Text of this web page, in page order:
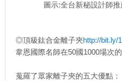
圖示:全台新秘設計師
◎頂級鈦合金離子夾http://bit.ly/
韋恩國際名師在50國1000場次
蒐羅了眾家離子夾的五大優點：